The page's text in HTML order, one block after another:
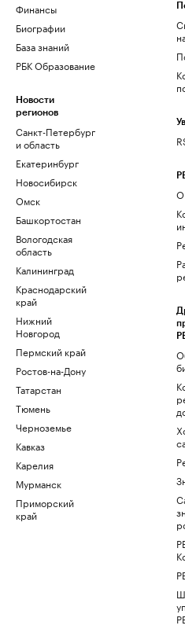
Финансы
Биографии
База знаний
РБК Образование
Новости
регионов
Санкт-Петербург
и область
Екатеринбург
Новосибирск
Омск
Башкортостан
Вологодская
область
Калининград
Краснодарский
край
Нижний
Новгород
Пермский край
Ростов-на-Дону
Татарстан
Тюмень
Черноземье
Кавказ
Карелия
Мурманск
Приморский
край
О